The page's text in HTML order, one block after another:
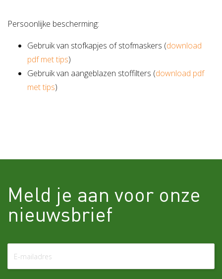
Persoonlijke bescherming:
Gebruik van stofkapjes of stofmaskers (download
pdf met tips)
Gebruik van aangeblazen stoffilters (download pdf
met tips)
Meld je aan voor onze
nieuwsbrief